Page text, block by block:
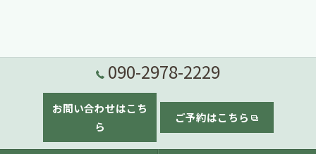
090-2978-2229
お問い合わせはこち
ら
ご予約はこちら